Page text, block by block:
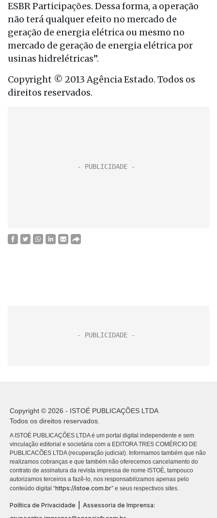
ESBR Participações. Dessa forma, a operação
não terá qualquer efeito no mercado de
geração de energia elétrica ou mesmo no
mercado de geração de energia elétrica por
usinas hidrelétricas”.
Copyright © 2013 Agência Estado. Todos os
direitos reservados.
Copyright © 2026 - ISTOÉ PUBLICAÇÕES LTDA
Todos os direitos reservados.
A ISTOÉ PUBLICAÇÕES LTDA é um portal digital independente e sem
vinculação editorial e societária com a EDITORA TRES COMÉRCIO DE
PUBLICACÕES LTDA (recuperação judicial). Informamos também que não
realizamos cobranças e que também não oferecemos cancelamento do
contrato de assinatura da revista impressa de nome ISTOÉ, tampouco
autorizamos terceiros a fazê-lo, nos responsabilizamos apenas pelo
conteúdo digital “https://istoe.com.br” e seus respectivos sites.
Política de Privacidade
Assessoria de Imprensa: